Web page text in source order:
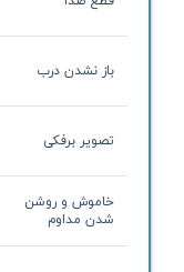
باز نشدن درب
تصویر برفکی
خاموش و روشن
شدن مداوم